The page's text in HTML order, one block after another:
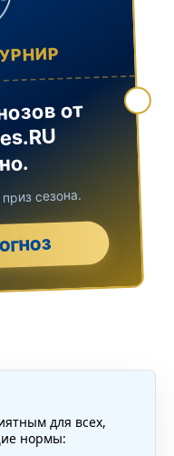
от
сезона.
для всех,
нормы: